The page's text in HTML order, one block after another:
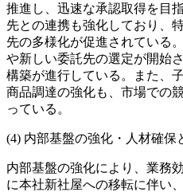
推進し、迅速な承認取得を目
先との連携も強化しており、
先の多様化が促進されている
や新しい委託先の選定が開始
構築が進行している。また、
商品調達の強化も、市場での
っている。
(4) 内部基盤の強化・人材確保
内部基盤の強化により、業務
に本社新社屋への移転に伴い